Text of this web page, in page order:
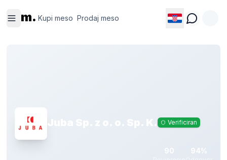
m. Kupi meso Prodaj meso
meso
meso
Juba Sp. z o. o. Sp. K. Verificiran
90 94%